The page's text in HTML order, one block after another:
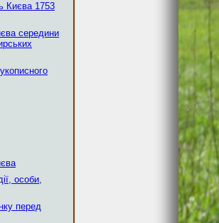
Києва 1753
середини
особи,
перед